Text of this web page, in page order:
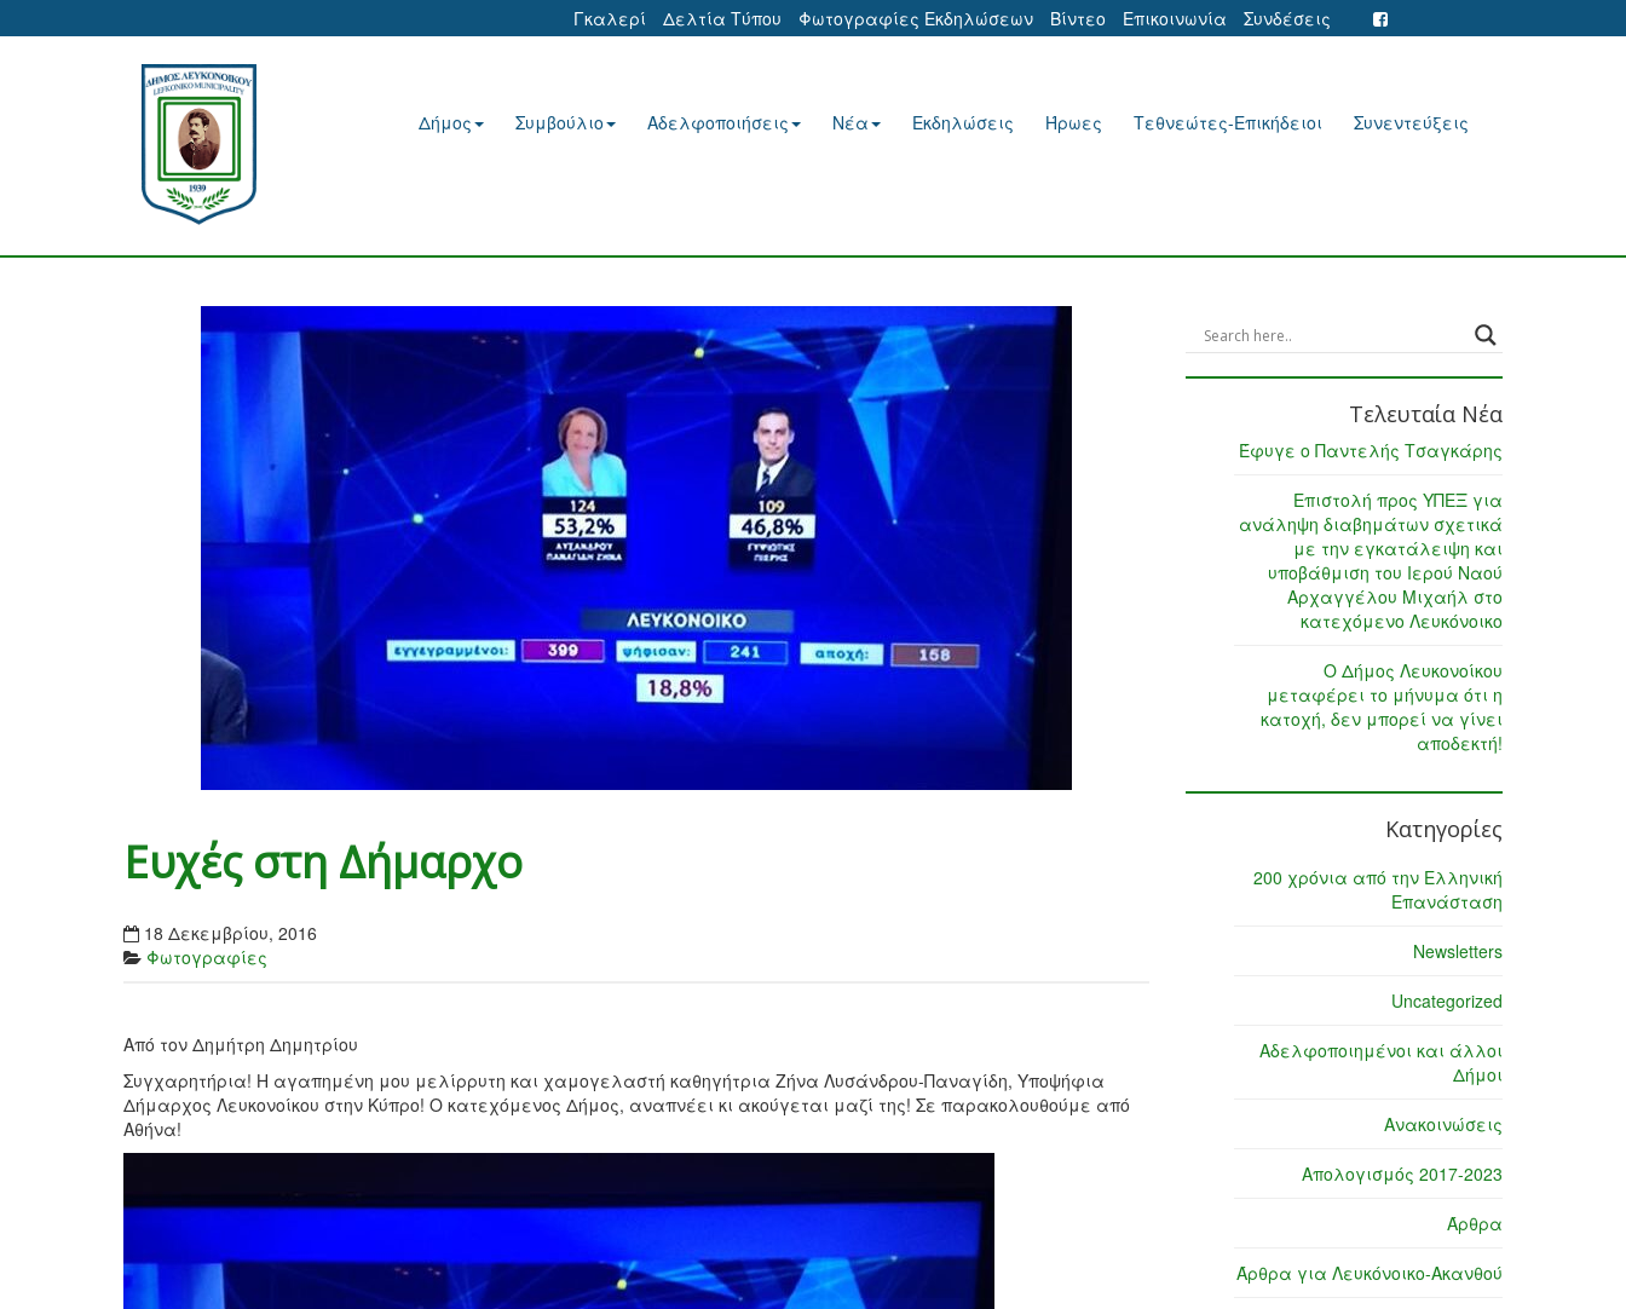
Γκαλερί Δελτία Τύπου Φωτογραφίες Εκδηλώσεων Βίντεο Επικοινωνία Συνδέσεις
Δήμος Συμβούλιο Αδελφοποιήσεις Νέα Εκδηλώσεις Ήρωες Τεθνεώτες-Επικήδειοι Συνεντεύξεις
Ευχές στη Δήμαρχο
18 Δεκεμβρίου, 2016
Φωτογραφίες
Από τον Δημήτρη Δημητρίου
Συγχαρητήρια! Η αγαπημένη μου μελίρρυτη και χαμογελαστή καθηγήτρια Ζήνα Λυσάνδρου-Παναγίδη, Υποψήφια
Δήμαρχος Λευκονοίκου στην Κύπρο! Ο κατεχόμενος Δήμος, αναπνέει κι ακούγεται μαζί της! Σε παρακολουθούμε από
Αθήνα!
Τελευταία Νέα
Έφυγε ο Παντελής Τσαγκάρης
Επιστολή προς ΥΠΕΞ για
ανάληψη διαβημάτων σχετικά
με την εγκατάλειψη και
υποβάθμιση του Ιερού Ναού
Αρχαγγέλου Μιχαήλ στο
κατεχόμενο Λευκόνοικο
Ο Δήμος Λευκονοίκου
μεταφέρει το μήνυμα ότι η
κατοχή, δεν μπορεί να γίνει
αποδεκτή!
Κατηγορίες
200 χρόνια από την Ελληνική
Επανάσταση
Newsletters
Uncategorized
Αδελφοποιημένοι και άλλοι
Δήμοι
Ανακοινώσεις
Απολογισμός 2017-2023
Άρθρα
Άρθρα για Λευκόνοικο-Ακανθού